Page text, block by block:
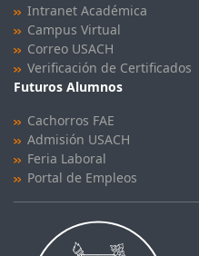
Intranet Académica
Campus Virtual
Correo USACH
Verificación de Certificados
Futuros Alumnos
Cachorros FAE
Admisión USACH
Feria Laboral
Portal de Empleos